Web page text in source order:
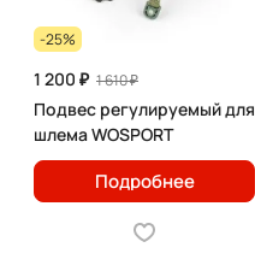
-25%
1 200 ₽ 1 610 ₽
Подвес регулируемый для
шлема WOSPORT
Подробнее